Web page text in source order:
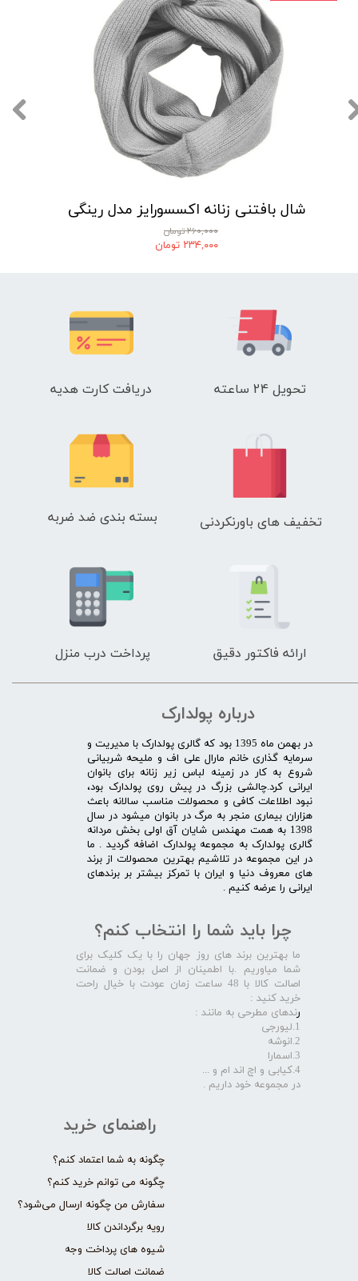
شال بافتنی زنانه اکسسورایز مدل رینگی
۲۶۰,۰۰۰ تومان
۲۳۴,۰۰۰ تومان
تحویل 24 ساعته دریافت کارت هدیه
تخفیف های باورنکردنی بسته بندی ضد ضربه
ارائه فاکتور دقیق پرداخت درب منزل
درباره پولدارک
در بهمن ماه 1395 بود که گالری پولدارک با مدیریت و
سرمایه گذاری خانم مارال علی اف و ملیحه شربیانی
شروع به کار در زمینه لباس زیر زنانه برای بانوان
ایرانی کرد.چالشی بزرگ در پیش روی پولدارک بود،
نبود اطلاعات کافی و محصولات مناسب سالانه باعث
هزاران بیماری منجر به مرگ در بانوان میشود در سال
1398 به همت مهندس شایان آق اولی بخش مردانه
گالری پولدارک به مجموعه پولدارک اضافه گردید . ما
در این مجموعه در تلاشیم بهترین محصولات از برند
های معروف دنیا و ایران با تمرکز بیشتر بر برندهای
ایرانی را عرضه کنیم .​​​​​​​
راهنمای خرید
چگونه به شما اعتماد کنم؟
چگونه می توانم خرید کنم؟
سفارش من چگونه ارسال می‌شود؟
رویه برگرداندن کالا
شیوه های پرداخت وجه
ضمانت اصالت کالا
چرا باید شما را انتخاب کنم؟
ما بهترین برند های روز جهان را با یک کلیک برای
شما میاوریم .با اطمینان از اصل بودن و ضمانت
اصالت کالا با 48 ساعت زمان عودت با خیال راحت
خرید کنید :
رندهای مطرحی به مانند :
1.لیورجی
2.انوشه
3.اسمارا
4.کیابی و اچ اند ام و ...
در مجموعه خود داریم .​​​​​​​